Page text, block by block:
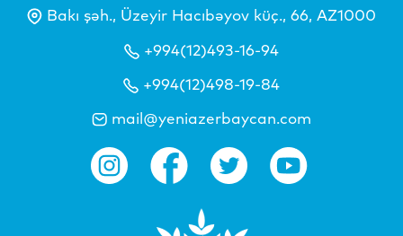
Bakı şəh., Üzeyir Hacıbəyov küç., 66, AZ1000
+994(12)493-16-94
+994(12)498-19-84
mail@yeniazerbaycan.com